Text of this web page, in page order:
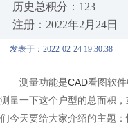
历史总积分：123
注册：2022年2月24日
发表于：2022-02-24 19:30:38
测量功能是CAD看图软
测量一下这个户型的总面积
们今天要给大家介绍的主题